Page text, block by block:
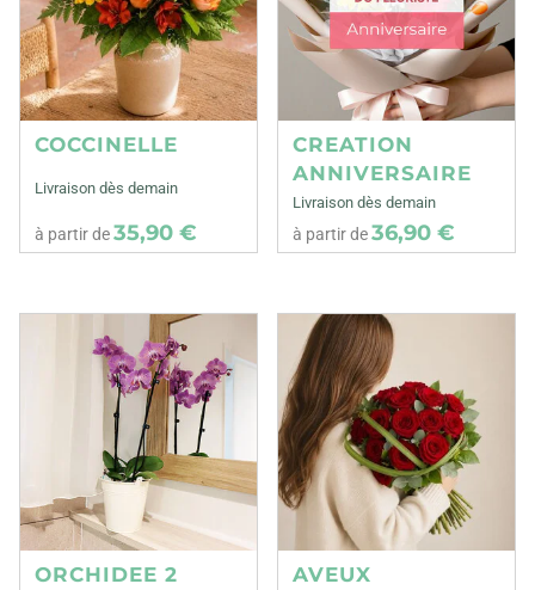
COCCINELLE
Livraison dès demain
à partir de35,90 €
CREATION
ANNIVERSAIRE
Livraison dès demain
à partir de36,90 €
ORCHIDEE 2
AVEUX